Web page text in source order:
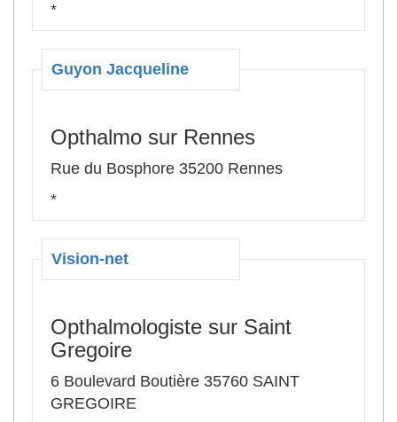
*
Guyon Jacqueline
Opthalmo sur Rennes
Rue du Bosphore 35200 Rennes
*
Vision-net
Opthalmologiste sur Saint
Gregoire
6 Boulevard Boutière 35760 SAINT
GREGOIRE